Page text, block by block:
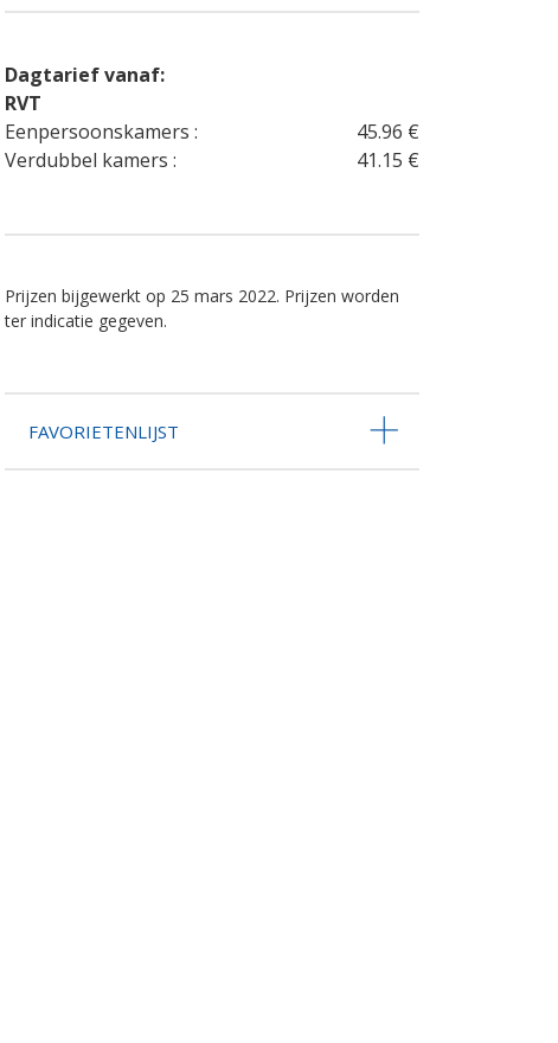
Dagtarief vanaf:
RVT
Eenpersoonskamers :
45.96 €
Verdubbel kamers :
41.15 €
Prijzen bijgewerkt op 25 mars 2022. Prijzen worden
ter indicatie gegeven.
FAVORIETENLIJST